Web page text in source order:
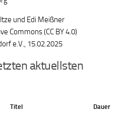
und Edi Meißner
Commons (CC BY 4.0)
e.V., 15.02.2025
aktuellsten
Titel Dauer